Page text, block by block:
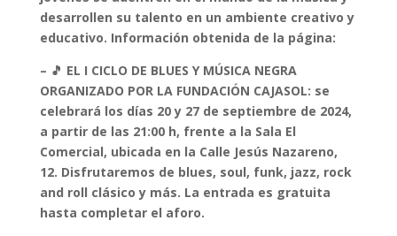
desarrollen su talento en un ambiente creativo y
educativo. Información obtenida de la página:
– 🎵 EL I CICLO DE BLUES Y MÚSICA NEGRA
ORGANIZADO POR LA FUNDACIÓN CAJASOL: se
celebrará los días 20 y 27 de septiembre de 2024,
a partir de las 21:00 h, frente a la Sala El
Comercial, ubicada en la Calle Jesús Nazareno,
12. Disfrutaremos de blues, soul, funk, jazz, rock
and roll clásico y más. La entrada es gratuita
hasta completar el aforo.